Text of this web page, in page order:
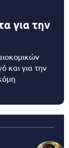
για την
και για την